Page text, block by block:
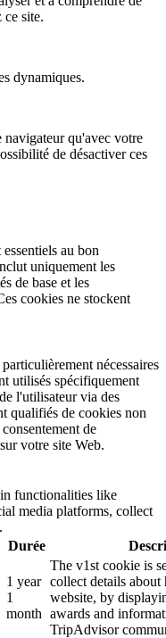
ce site.
dynamiques.
navigateur qu'avec votre
de désactiver ces
au bon
uniquement les
de base et les
cookies ne stockent
nécessaires
utilisés spécifiquement
l'utilisateur via des
qualifiés de cookies non
de
votre site Web.
functionalities like
media platforms, collect
Durée
1 year
1
month
The v1st cookie is
collect details
website, by
awards and
TripAdvisor